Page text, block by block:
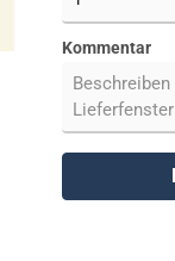
Kommentar